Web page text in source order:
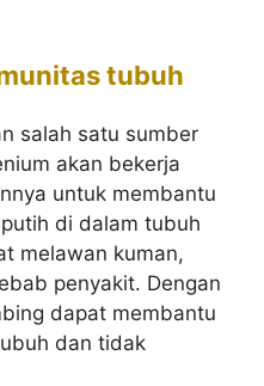
tubuh
salah satu sumber
akan bekerja
untuk membantu
di dalam tubuh
melawan kuman,
penyakit. Dengan
dapat membantu
dan tidak